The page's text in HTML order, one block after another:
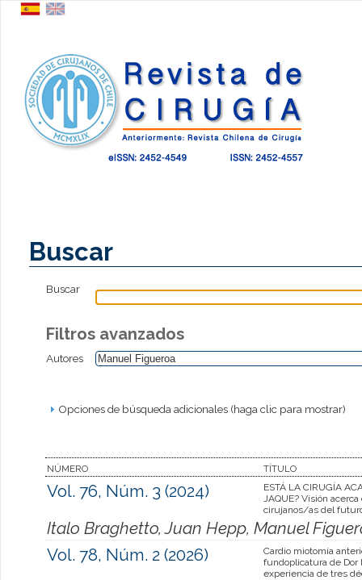
Buscar
Buscar
Filtros avanzados
Autores
Opciones de búsqueda adicionales (haga clic para mostrar)
NÚMERO TÍTULO
Vol. 76, Núm. 3 (2024)
ESTÁ LA CIRUGÍA
JAQUE? Visión acerca
cirujanos/as del
Italo Braghetto, Juan Hepp, Manuel
Vol. 78, Núm. 2 (2026)
Cardio miotomía
fundoplicatura de Dor
experiencia de tres